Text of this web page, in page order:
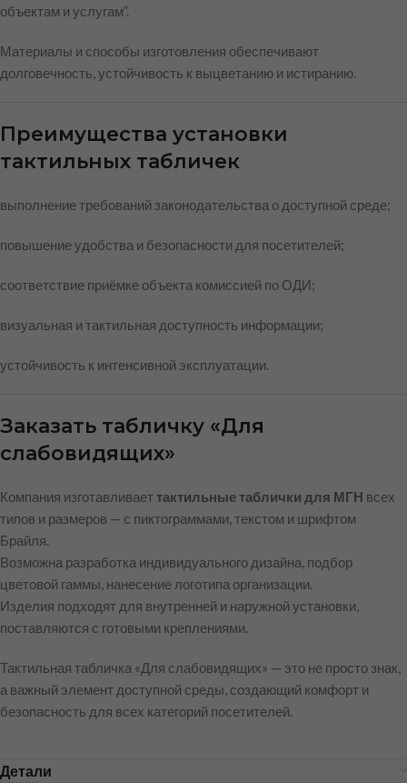
объектам и услугам”.
Материалы и способы изготовления обеспечивают
долговечность, устойчивость к выцветанию и истиранию.
Преимущества установки
тактильных табличек
выполнение требований законодательства о доступной среде;
повышение удобства и безопасности для посетителей;
соответствие приёмке объекта комиссией по ОДИ;
визуальная и тактильная доступность информации;
устойчивость к интенсивной эксплуатации.
Заказать табличку «Для
слабовидящих»
Компания изготавливаеттактильные таблички для МГН всех
типов и размеров — с пиктограммами, текстом и шрифтом
Брайля.
Возможна разработка индивидуального дизайна, подбор
цветовой гаммы, нанесение логотипа организации.
Изделия подходят для внутренней и наружной установки,
поставляются с готовыми креплениями.
Тактильная табличка «Для слабовидящих» — это не просто знак,
а важный элемент доступной среды, создающий комфорт и
безопасность для всех категорий посетителей.
Детали